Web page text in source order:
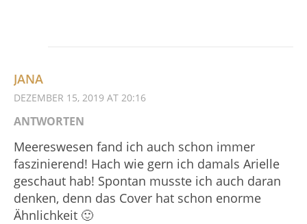
JANA
DEZEMBER 15, 2019 AT 20:16
ANTWORTEN
Meereswesen fand ich auch schon immer
faszinierend! Hach wie gern ich damals Arielle
geschaut hab! Spontan musste ich auch daran
denken, denn das Cover hat schon enorme
Ähnlichkeit 🙂